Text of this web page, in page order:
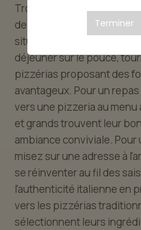
Trouver la bonne pizzeria
de l'occasion et de vos
situation, correspond une
déjeuner sur le pouce,
pizzérias proposant des
avantageux. Pour un
vers une pizzeria au
et grands trouvent leur
ambiance conviviale. Pour
misez sur une adresse à
se réinventer au fil des
l'authenticité italienne en
vers les pizzérias
sélectionnent leurs
Terminer